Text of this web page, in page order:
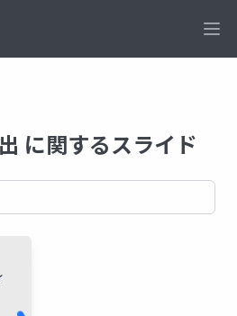
に関するスライド